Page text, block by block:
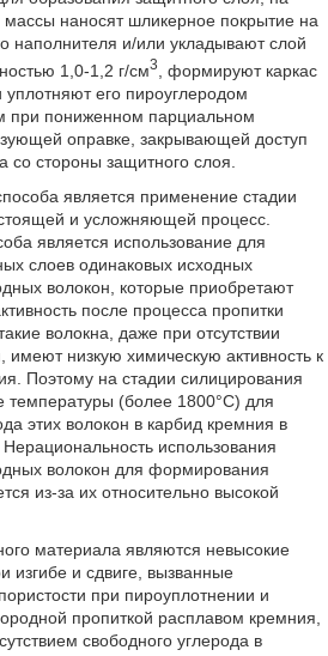
наносят шликерное покрытие на
наполнителя и/или укладывают слой
1,0-1,2 г/см3
, формируют каркас
его пироуглеродом
при пониженном парциальном
оправке, закрывающей доступ
со стороны защитного слоя.
является применение стадии
и усложняющей процесс.
является использование для
слоев одинаковых исходных
волокон, которые приобретают
после процесса пропитки
волокна, даже при отсутствии
имеют низкую химическую активность к
Поэтому на стадии силицирования
температуры (более 1800°С) для
этих волокон в карбид кремния в
использования
волокон для формирования
из-за их относительно высокой
материала являются невысокие
изгибе и сдвиге, вызванные
при пироуплотнении и
пропиткой расплавом кремния,
свободного углерода в